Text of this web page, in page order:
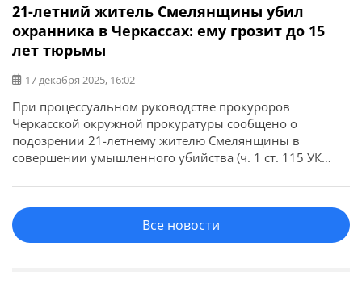
21-летний житель Смелянщины убил
охранника в Черкассах: ему грозит до 15
лет тюрьмы
17 декабря 2025, 16:02
При процессуальном руководстве прокуроров
Черкасской окружной прокуратуры сообщено о
подозрении 21-летнему жителю Смелянщины в
совершении умышленного убийства (ч. 1 ст. 115 УК
прокуратура. По данным следствия, в ночь на 11
декабря 2025 года, около 4 часов, подозреваемый
находился на территории рынка в одном из районов
Черкасс. После замечания со […]
Все новости